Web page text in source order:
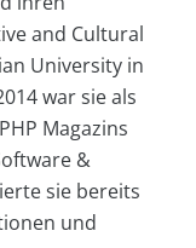
and Cultural
University in
war sie als
Magazins
&
sie bereits
und